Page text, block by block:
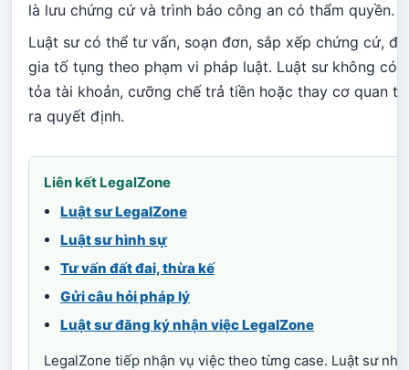
là lưu chứng cứ và trình báo công an có thẩm quyền.
Luật sư có thể tư vấn, soạn đơn, sắp xếp chứng cứ,
gia tố tụng theo phạm vi pháp luật. Luật sư không có
tỏa tài khoản, cưỡng chế trả tiền hoặc thay cơ quan
ra quyết định.
Liên kết LegalZone
Luật sư LegalZone
Luật sư hình sự
Tư vấn đất đai, thừa kế
Gửi câu hỏi pháp lý
Luật sư đăng ký nhận việc LegalZone
LegalZone tiếp nhận vụ việc theo từng case. Luật sư